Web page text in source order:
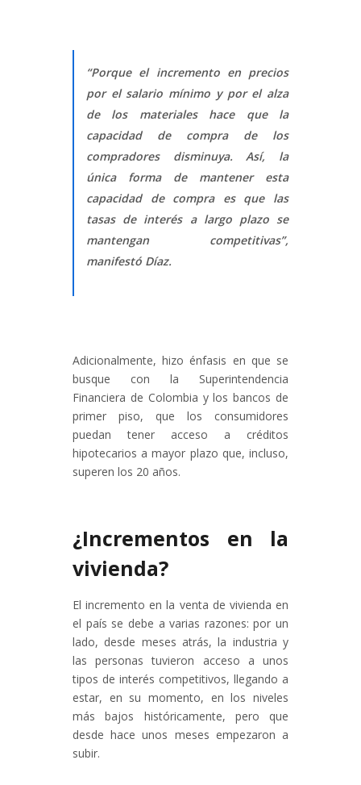
“Porque el incremento en precios
por el salario mínimo y por el alza
de los materiales hace que la
capacidad de compra de los
compradores disminuya. Así, la
única forma de mantener esta
capacidad de compra es que las
tasas de interés a largo plazo se
mantengan competitivas”,
manifestó Díaz.
Adicionalmente, hizo énfasis en que se
busque con la Superintendencia
Financiera de Colombia y los bancos de
primer piso, que los consumidores
puedan tener acceso a créditos
hipotecarios a mayor plazo que, incluso,
superen los 20 años.
¿Incrementos en la
vivienda?
El incremento en la venta de vivienda en
el país se debe a varias razones: por un
lado, desde meses atrás, la industria y
las personas tuvieron acceso a unos
tipos de interés competitivos, llegando a
estar, en su momento, en los niveles
más bajos históricamente, pero que
desde hace unos meses empezaron a
subir.